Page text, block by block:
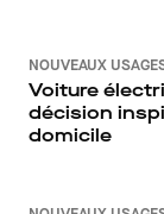
NOUVEAUX
Voiture
décision
domicile